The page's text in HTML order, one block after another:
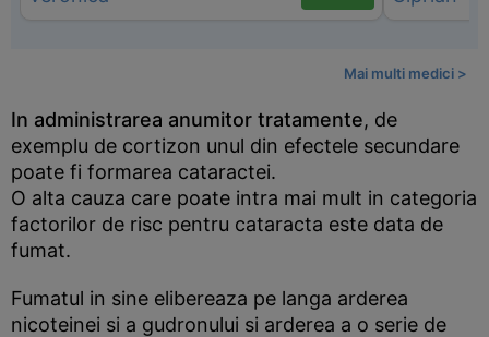
Mai multi medici >
In administrarea anumitor tratamente, de
exemplu de cortizon unul din efectele secundare
poate fi formarea cataractei.
O alta cauza care poate intra mai mult in categoria
factorilor de risc pentru cataracta este data de
fumat.
Fumatul in sine elibereaza pe langa arderea
nicoteinei si a gudronului si arderea a o serie de